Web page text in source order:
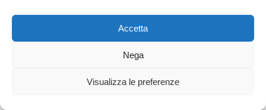
Accetta
Nega
Visualizza le preferenze